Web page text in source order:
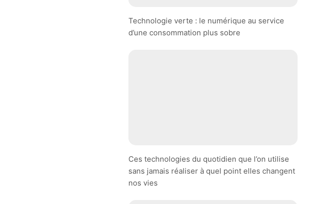
Technologie verte : le numérique au service
d’une consommation plus sobre
Ces technologies du quotidien que l’on utilise
sans jamais réaliser à quel point elles changent
nos vies